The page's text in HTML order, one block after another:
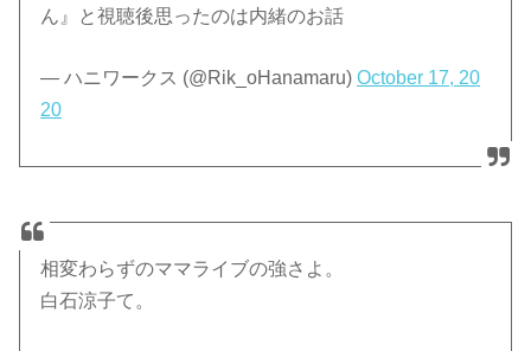
ん』と視聴後思ったのは内緒のお話
— ハニワークス (@Rik_oHanamaru)October 17, 20
20
相変わらずのママライブの強さよ。
白石涼子て。